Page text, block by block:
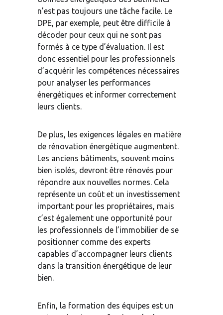
n’est pas toujours une tâche facile. Le
DPE, par exemple, peut être difficile à
décoder pour ceux qui ne sont pas
formés à ce type d’évaluation. Il est
donc essentiel pour les professionnels
d’acquérir les compétences nécessaires
pour analyser les performances
énergétiques et informer correctement
leurs clients.
De plus, les exigences légales en matière
de rénovation énergétique augmentent.
Les anciens bâtiments, souvent moins
bien isolés, devront être rénovés pour
répondre aux nouvelles normes. Cela
représente un coût et un investissement
important pour les propriétaires, mais
c’est également une opportunité pour
les professionnels de l’immobilier de se
positionner comme des experts
capables d’accompagner leurs clients
dans la transition énergétique de leur
bien.
Enfin, la formation des équipes est un